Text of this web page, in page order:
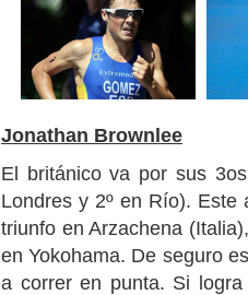
Jonathan Brownlee
El británico va por sus
Londres y 2º en Río). Este
triunfo en Arzachena
en Yokohama. De seguro
a correr en punta. Si